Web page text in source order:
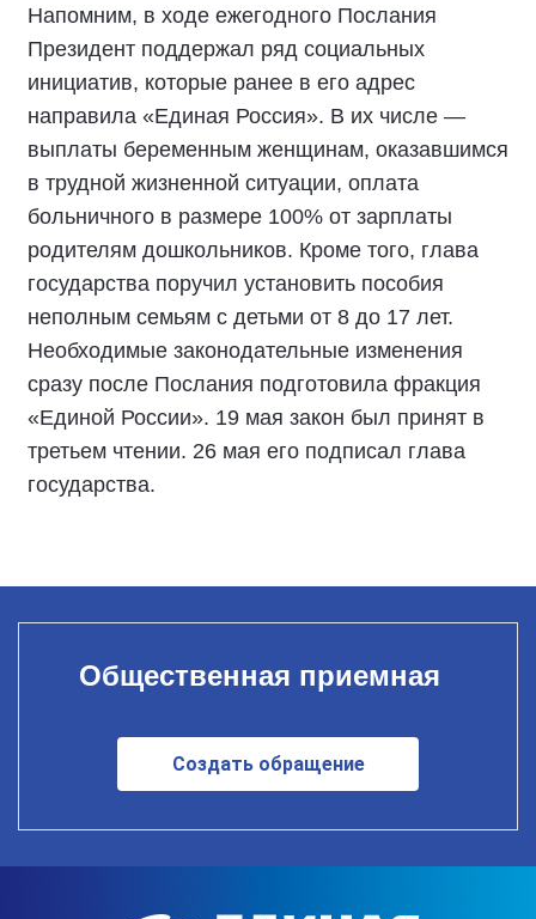
Напомним, в ходе ежегодного Послания
Президент поддержал ряд социальных
инициатив, которые ранее в его адрес
направила «Единая Россия». В их числе —
выплаты беременным женщинам, оказавшимся
в трудной жизненной ситуации, оплата
больничного в размере 100% от зарплаты
родителям дошкольников. Кроме того, глава
государства поручил установить пособия
неполным семьям с детьми от 8 до 17 лет.
Необходимые законодательные изменения
сразу после Послания подготовила фракция
«Единой России». 19 мая закон был принят в
третьем чтении. 26 мая его подписал глава
государства.
Общественная приемная
Создать обращение